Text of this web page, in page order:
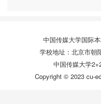
中国传媒大学国际
学校地址：北京市朝
中国传媒大学
Copyright © 2023 cu-